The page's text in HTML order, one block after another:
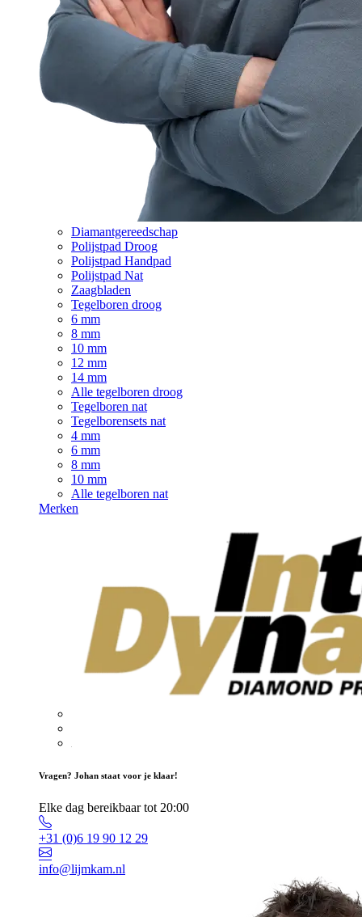
Diamantgereedschap
Polijstpad Droog
Polijstpad Handpad
Polijstpad Nat
Zaagbladen
Tegelboren droog
6 mm
8 mm
10 mm
12 mm
14 mm
Alle tegelboren droog
Tegelboren nat
Tegelborensets nat
4 mm
6 mm
8 mm
10 mm
Alle tegelboren nat
Merken
Vragen? Johan staat voor je klaar!
Elke dag bereikbaar tot 20:00
+31 (0)6 19 90 12 29
info@lijmkam.nl